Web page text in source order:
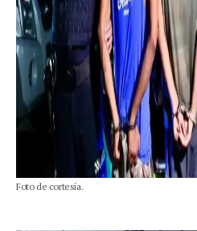
Foto de cortesía.